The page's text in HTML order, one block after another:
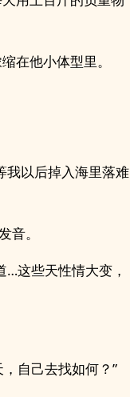
在他小体型里。
我以后掉入海里落难
音。
…这些天性情大变，
自己去找如何？”